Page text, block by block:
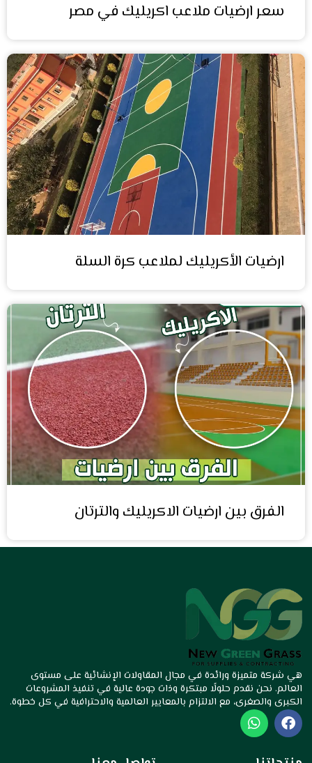
سعر ارضيات ملاعب اكريليك في مصر
ارضيات الأكريليك لملاعب كرة السلة
الفرق بين ارضيات الاكريليك والترتان
هي شركة متميزة ورائدة في مجال المقاولات الإنشائية على مستوى
العالم. نحن نقدم حلولًا مبتكرة وذات جودة عالية في تنفيذ المشروعات
الكبرى والصغرى، مع الالتزام بالمعايير العالمية والاحترافية في كل خطوة.
F
a
c
e
W
h
a